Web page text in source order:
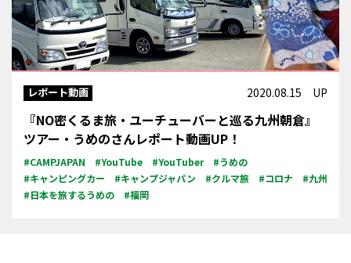
レポート動画 2020.08.15 UP
『NO密くるま旅・ユーチューバーと巡る九州朝倉』
ツアー・うめのさんレポート動画UP！
#CAMPJAPAN #YouTube #YouTuber
#うめの
#キャンピングカー
#キャンプジャパン #クルマ旅 #コロナ
#九州
#日本を旅するうめの
#福岡